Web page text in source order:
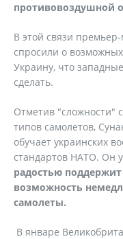
противовоздушной
В этой связи
спросили о
Украину, что
сделать.
Отметив "сложности"
типов самолетов,
обучает украинских
стандартов НАТО. Он
радостью
возможность
самолеты.
В январе